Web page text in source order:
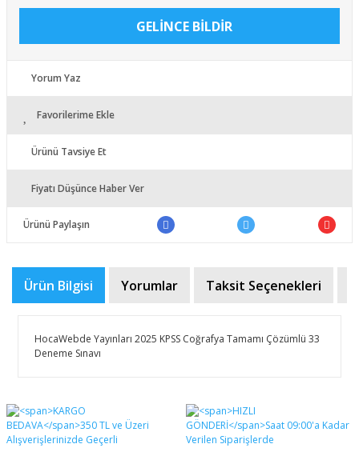
GELİNCE BİLDİR
Yorum Yaz
Favorilerime Ekle
Ürünü Tavsiye Et
Fiyatı Düşünce Haber Ver
Ürünü Paylaşın
Ürün Bilgisi Yorumlar Taksit Seçenekleri
HocaWebde Yayınları 2025 KPSS Coğrafya Tamamı Çözümlü 33
Deneme Sınavı
Bu ürüne ilk yorumu siz yapın!
Bu ürünün fiyat bilgisi, resim, ürün açıklamalarında ve
diğer konularda yetersiz gördüğünüz noktaları öneri
formunu kullanarak tarafımıza iletebilirsiniz.
Görüş ve önerileriniz için teşekkür ederiz.